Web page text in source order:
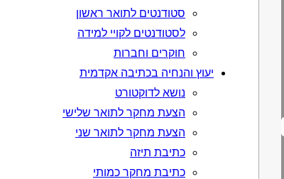
סטודנטים לתואר ראשון
לסטודנטים לקויי למידה
חוקרים וחברות
יעוץ והנחיה בכתיבה אקדמית
נושא לדוקטורט
הצעת מחקר לתואר שלישי
הצעת מחקר לתואר שני
כתיבת תיזה
כתיבת מחקר כמותי